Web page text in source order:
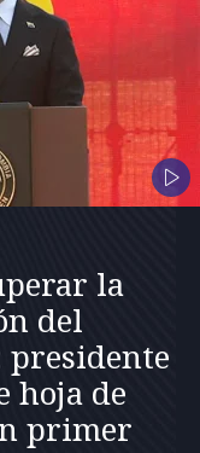
la
del
presidente
hoja de
primer